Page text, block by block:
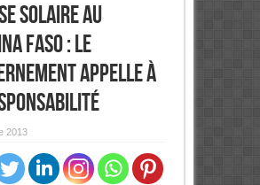
SOLAIRE AU
FASO : Le
appelle à
2013